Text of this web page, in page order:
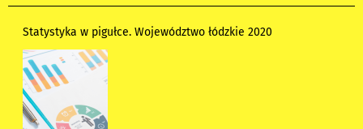
Statystyka w pigułce. Województwo łódzkie 2020